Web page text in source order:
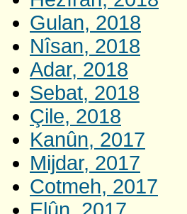
Gulan, 2018
Nîsan, 2018
Adar, 2018
Sebat, 2018
Çile, 2018
Kanûn, 2017
Mijdar, 2017
Cotmeh, 2017